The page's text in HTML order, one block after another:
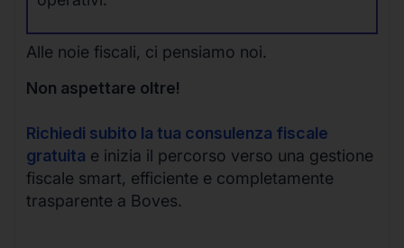
Alle noie fiscali, ci pensiamo noi.
Non aspettare oltre!
Richiedi subito la tua consulenza fiscale
gratuita e inizia il percorso verso una gestione
fiscale smart, efficiente e completamente
trasparente a Boves.